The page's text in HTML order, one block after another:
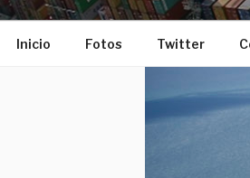
Inicio Fotos Twitter